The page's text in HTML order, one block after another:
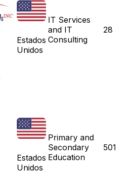
Estados
Unidos
IT Services
and IT
Consulting
28
Estados
Unidos
Primary and
Secondary
Education
501